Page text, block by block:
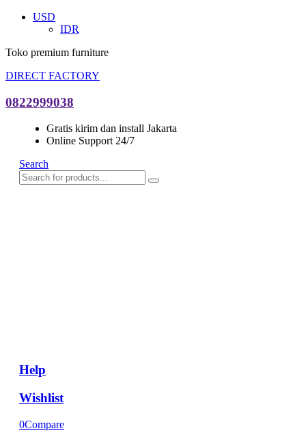
USD
IDR
Toko premium furniture
DIRECT FACTORY
0822999038
Gratis kirim dan install Jakarta
Online Support 24/7
Search
Help
Wishlist
0Compare